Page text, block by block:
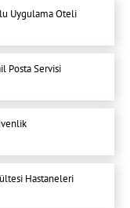
Uygulama Oteli
Posta Servisi
Hastaneleri